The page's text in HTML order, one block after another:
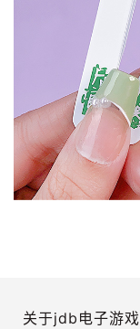
关于jdb电子游戏